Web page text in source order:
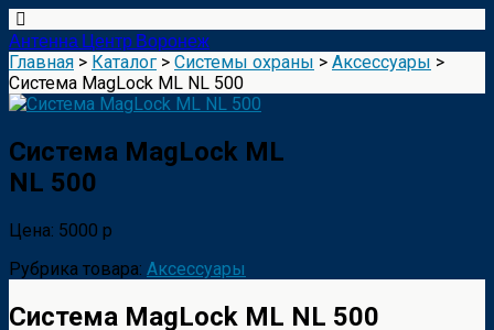
Антенна Центр Воронеж
Главная > Каталог > Системы охраны > Аксессуары >
Система MagLock ML NL 500
Система MagLock ML
NL 500
Цена: 5000 р
Рубрика товара: Аксессуары
Система MagLock ML NL 500